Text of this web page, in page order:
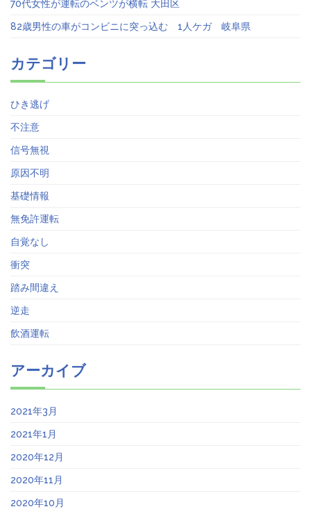
70代女性が運転のベンツが横転 大田区
82歳男性の車がコンビニに突っ込む 1人ケガ 岐阜県
カテゴリー
ひき逃げ
不注意
信号無視
原因不明
基礎情報
無免許運転
自覚なし
衝突
踏み間違え
逆走
飲酒運転
アーカイブ
2021年3月
2021年1月
2020年12月
2020年11月
2020年10月